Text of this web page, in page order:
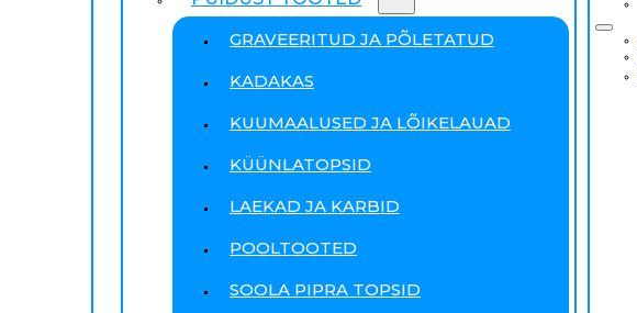
GRAVEERITUD JA PÕLETATUD
KADAKAS
KUUMAALUSED JA LÕIKELAUAD
KÜÜNLATOPSID
LAEKAD JA KARBID
POOLTOOTED
SOOLA PIPRA TOPSID